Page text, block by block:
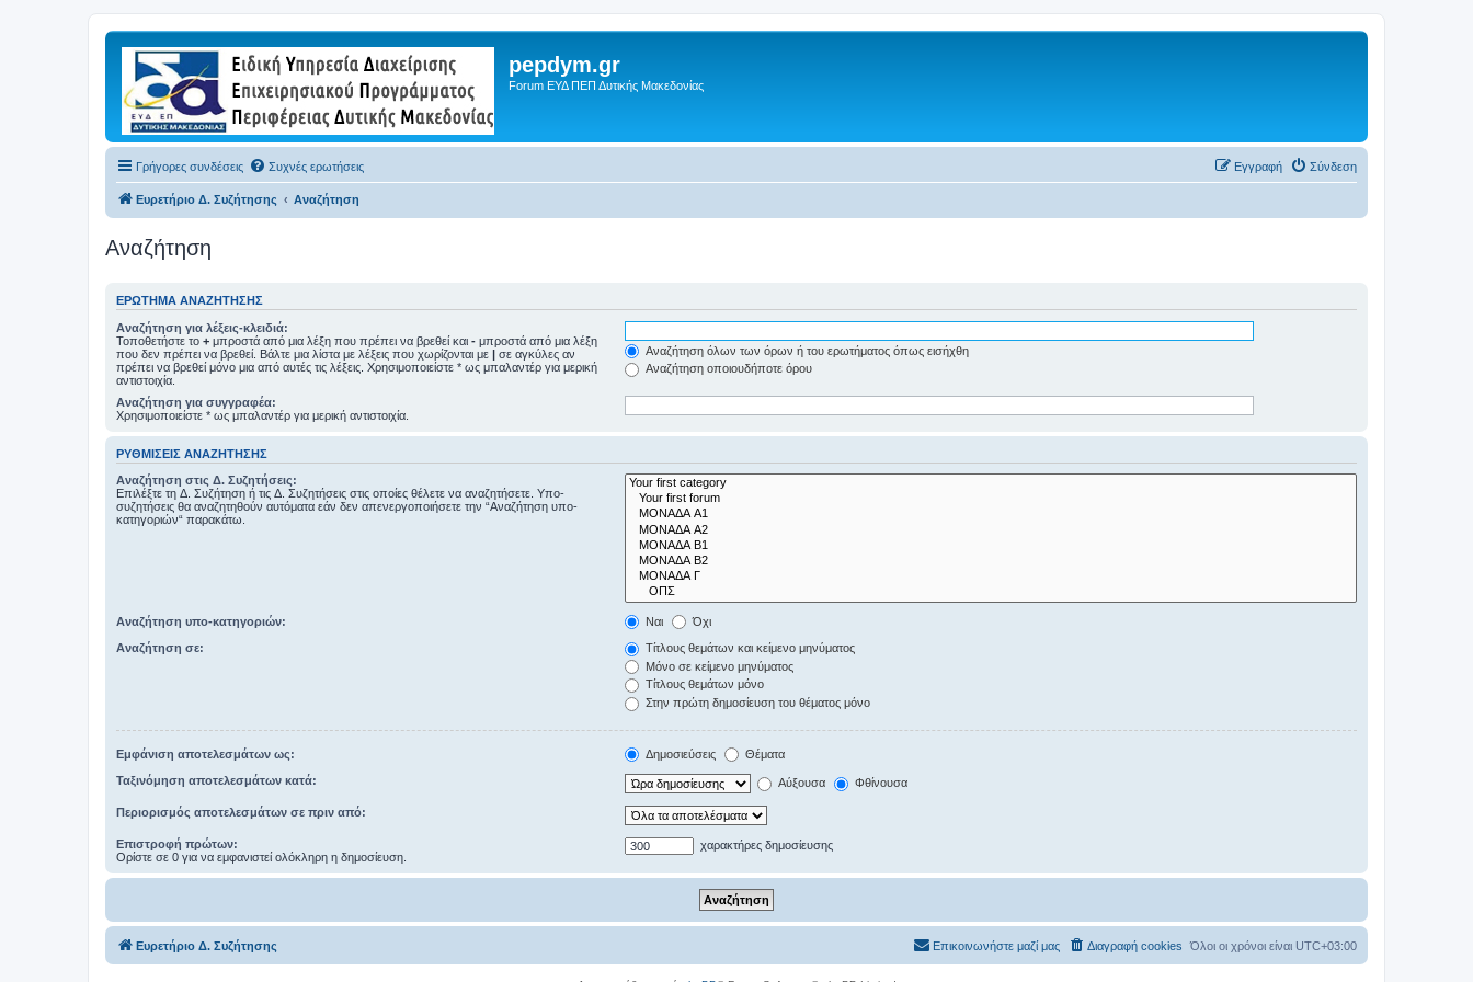
pepdym.gr
Forum ΕΥΔ ΠΕΠ Δυτικής Μακεδονίας
Γρήγορες συνδέσεις Συχνές ερωτήσεις Σύνδεση
Εγγραφή
Ευρετήριο Δ. Συζήτησης Αναζήτηση
Αναζήτηση
ΕΡΏΤΗΜΑ ΑΝΑΖΉΤΗΣΗΣ
Αναζήτηση για λέξεις-κλειδιά:
Τοποθετήστε το + μπροστά από μια λέξη που πρέπει να βρεθεί και - μπροστά από μια λέξη
που δεν πρέπει να βρεθεί. Βάλτε μια λίστα με λέξεις που χωρίζονται με | σε αγκύλες αν
πρέπει να βρεθεί μόνο μια από αυτές τις λέξεις. Χρησιμοποιείστε * ως μπαλαντέρ για μερική
αντιστοιχία.
Αναζήτηση όλων των όρων ή του ερωτήματος όπως εισήχθη
Αναζήτηση οποιουδήποτε όρου
Αναζήτηση για συγγραφέα:
Χρησιμοποιείστε * ως μπαλαντέρ για μερική αντιστοιχία.
ΡΥΘΜΊΣΕΙΣ ΑΝΑΖΉΤΗΣΗΣ
Αναζήτηση στις Δ. Συζητήσεις:
Επιλέξτε τη Δ. Συζήτηση ή τις Δ. Συζητήσεις στις οποίες θέλετε να αναζητήσετε. Υπο-
συζητήσεις θα αναζητηθούν αυτόματα εάν δεν απενεργοποιήσετε την “Αναζήτηση υπο-
κατηγοριών“ παρακάτω.
Αναζήτηση υπο-κατηγοριών: Ναι Όχι
Αναζήτηση σε:
Τίτλους θεμάτων και κείμενο μηνύματος
Μόνο σε κείμενο μηνύματος
Τίτλους θεμάτων μόνο
Στην πρώτη δημοσίευση του θέματος μόνο
Εμφάνιση αποτελεσμάτων ως: Δημοσιεύσεις Θέματα
Ταξινόμηση αποτελεσμάτων κατά: Αύξουσα Φθίνουσα
Περιορισμός αποτελεσμάτων σε πριν από:
Επιστροφή πρώτων:
Ορίστε σε 0 για να εμφανιστεί ολόκληρη η δημοσίευση.
χαρακτήρες δημοσίευσης
Ευρετήριο Δ. Συζήτησης Όλοι οι χρόνοι είναι UTC+03:00
Διαγραφή cookies
Επικοινωνήστε μαζί μας